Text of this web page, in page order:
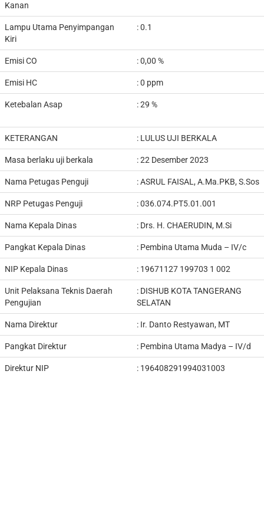
Kanan
Lampu Utama Penyimpangan
Kiri
: 0.1
Emisi CO : 0,00 %
Emisi HC : 0 ppm
Ketebalan Asap : 29 %
KETERANGAN : LULUS UJI BERKALA
Masa berlaku uji berkala : 22 Desember 2023
Nama Petugas Penguji :ASRUL FAISAL, A.Ma.PKB, S.Sos
NRP Petugas Penguji :036.074.PT5.01.001
Nama Kepala Dinas : Drs. H. CHAERUDIN, M.Si
Pangkat Kepala Dinas : Pembina Utama Muda – IV/c
NIP Kepala Dinas : 19671127 199703 1 002
Unit Pelaksana Teknis Daerah
Pengujian
: DISHUB KOTA TANGERANG
SELATAN
Nama Direktur : Ir. Danto Restyawan, MT
Pangkat Direktur : Pembina Utama Madya – IV/d
Direktur NIP : 196408291994031003